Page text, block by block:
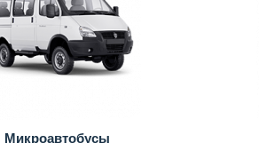
Микроавтобусы